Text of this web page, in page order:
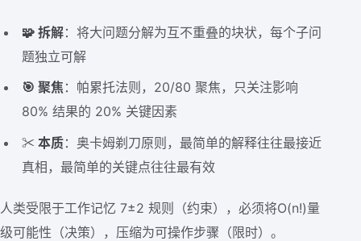
🧩 拆解：将大问题分解为互不重叠的块状，每个子问
题独立可解
🎯 聚焦 ：帕累托法则，20/80 聚焦，只关注影响
80% 结果的 20% 关键因素
✂️ 本质：奥卡姆剃刀原则，最简单的解释往往最接近
真相，最简单的关键点往往最有效
人类受限于工作记忆 7±2 规则（约束），必须将O(n!)量
级可能性（决策），压缩为可操作步骤（限时）。